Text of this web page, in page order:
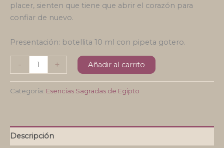
placer, sienten que tiene que abrir el corazón para
confiar de nuevo.
Presentación: botellita 10 ml con pipeta gotero.
-
Montana
cantidad
+ Añadir al carrito
Categoría: Esencias Sagradas de Egipto
Descripción